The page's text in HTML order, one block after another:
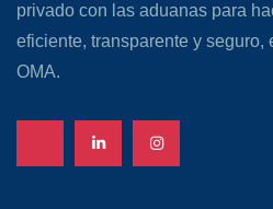
privado con las aduanas para
eficiente, transparente y seguro,
OMA.